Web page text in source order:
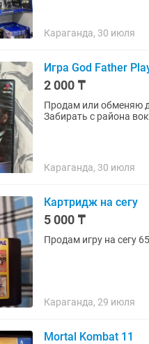
Караганда, 30 июля
Игра God Father
2 000 ₸
Продам или обменяю диск с игрой для
Забирать с района
Караганда, 30 июля
Картридж на сегу
5 000 ₸
Продам игру на сегу
Караганда, 29 июля
Mortal Kombat 11